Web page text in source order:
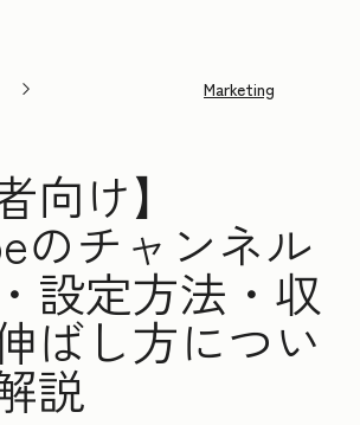
Marketing
向け】
のチャンネル
設定方法・収
ばし方につい
説